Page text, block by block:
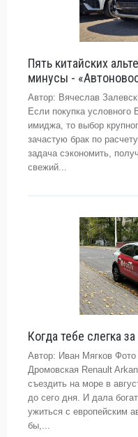
Пять китайских
минусы -
Автор: Вячеслав
Если покупка условного
имиджа, то выбор
зачастую брак по
задача сэкономить,
свежий...
Когда тебе слегка
Автор: Иван Мягков
Дромовская Renault
съездить на море в
до сего дня. И дала
ужиться с европейским
бы,...